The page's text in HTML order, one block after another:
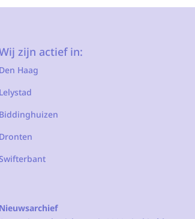
zijn actief in:
Den Haag
Lelystad
Biddinghuizen
Dronten
Nieuwsarchief